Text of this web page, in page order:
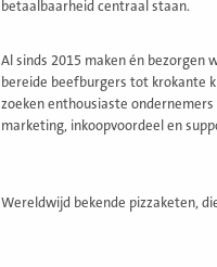
betaalbaarheid centraal staan.
Al sinds 2015 maken én bezorgen
bereide beefburgers tot krokante
zoeken enthousiaste
marketing, inkoopvoordeel en
Wereldwijd bekende pizzaketen,